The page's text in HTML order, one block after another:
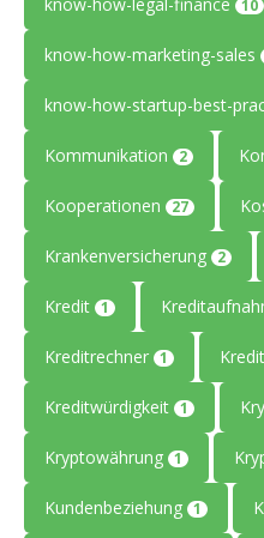
10
know-how-marketing-sales
know-how-startup-best-
Kommunikation 2
Kooperationen 27
Krankenversicherung 2
Kredit 1
Kreditrechner 1
Kreditwürdigkeit 1
Kryptowährung 1
Kundenbeziehung 1